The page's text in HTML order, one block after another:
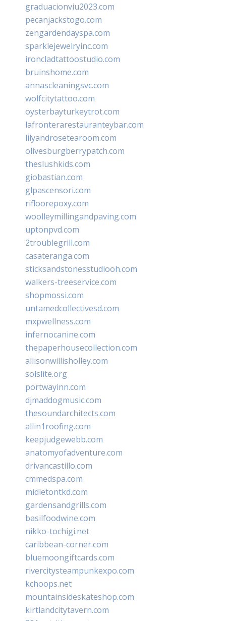
graduacionviu2023.com
pecanjackstogo.com
zengardendayspa.com
sparklejewelryinc.com
ironcladtattoostudio.com
bruinshome.com
annascleaningsvc.com
wolfcitytattoo.com
oysterbayturkeytrot.com
lafronterarestauranteybar.com
lilyandrosetearoom.com
olivesburgberrypatch.com
theslushkids.com
giobastian.com
glpascensori.com
rifloorepoxy.com
woolleymillingandpaving.com
uptonpvd.com
2troublegrill.com
casateranga.com
sticksandstonesstudiooh.com
walkers-treeservice.com
shopmossi.com
untamedcollectivesd.com
mxpwellness.com
infernocanine.com
thepaperhousecollection.com
allisonwillisholley.com
solslite.org
portwayinn.com
djmaddogmusic.com
thesoundarchitects.com
allin1roofing.com
keepjudgewebb.com
anatomyofadventure.com
drivancastillo.com
cmmedspa.com
midletontkd.com
gardensandgrills.com
basilfoodwine.com
nikko-tochigi.net
caribbean-corner.com
bluemoongiftcards.com
rivercitysteampunkexpo.com
kchoops.net
mountainsideskateshop.com
kirtlandcitytavern.com